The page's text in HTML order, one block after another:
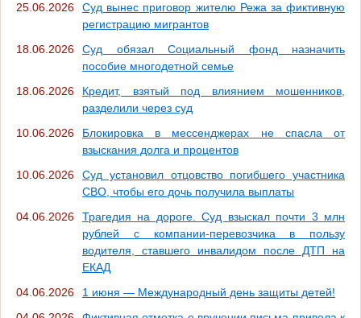
25.06.2026
Суд вынес приговор жителю Режа за фиктивную
регистрацию мигрантов
18.06.2026
Суд обязал Социальный фонд назначить
пособие многодетной семье
18.06.2026
Кредит, взятый под влиянием мошенников,
разделили через суд
10.06.2026
Блокировка в мессенджерах не спасла от
взыскания долга и процентов
10.06.2026
Суд установил отцовство погибшего участника
СВО, чтобы его дочь получила выплаты
04.06.2026
Трагедия на дороге. Суд взыскал почти 3 млн
рублей с компании-перевозчика в пользу
водителя, ставшего инвалидом после ДТП на
ЕКАД
04.06.2026
1 июня — Международный день защиты детей!